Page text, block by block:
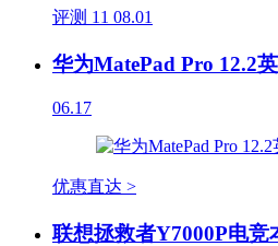
评测 11 08.01
华为MatePad Pro 12.2
06.17
优惠直达 >
联想拯救者Y7000P电竞